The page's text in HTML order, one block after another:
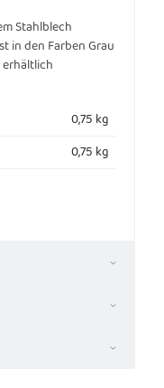
Stahlblech
in den Farben Grau
erhältlich
0,75 kg
0,75 kg